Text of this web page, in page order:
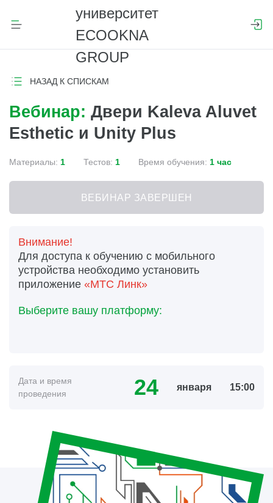
НАЗАД К СПИСКАМ
Вебинар: Двери Kaleva Aluvet
Esthetic и Unity Plus
Материалы: 1 Тестов: 1 Время обучения: 1 час
ВЕБИНАР ЗАВЕРШЕН
Внимание!
Для доступа к обучению с мобильного
устройства необходимо установить
приложение «МТС Линк»
Выберите вашу платформу:
Дата и время
проведения
24 января 15:00